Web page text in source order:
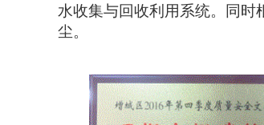
水收集与回收利用系统。同时
尘。